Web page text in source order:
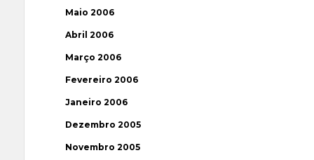
Maio 2006
Abril 2006
Março 2006
Fevereiro 2006
Janeiro 2006
Dezembro 2005
Novembro 2005